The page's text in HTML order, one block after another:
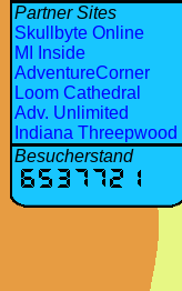
Partner Sites
Skullbyte Online
MI Inside
AdventureCorner
Loom Cathedral
Adv. Unlimited
Indiana Threepwood
Besucherstand